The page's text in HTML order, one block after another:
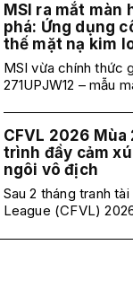
MSI ra mắt màn
phá: Ứng dụng
thế mặt nạ kim
MSI vừa chính thức
271UPJW12 – mẫu
CFVL 2026
trình đầy cảm
ngôi vô địch
Sau 2 tháng tranh
League (CFVL)